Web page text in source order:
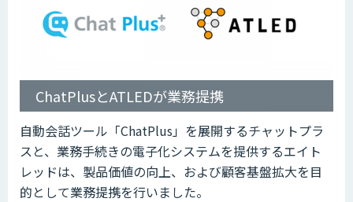
ChatPlusとATLEDが業務提携
自動会話ツール「ChatPlus」を展開するチャットプラ
スと、業務手続きの電子化システムを提供するエイト
レッドは、製品価値の向上、および顧客基盤拡大を目
的として業務提携を行いました。